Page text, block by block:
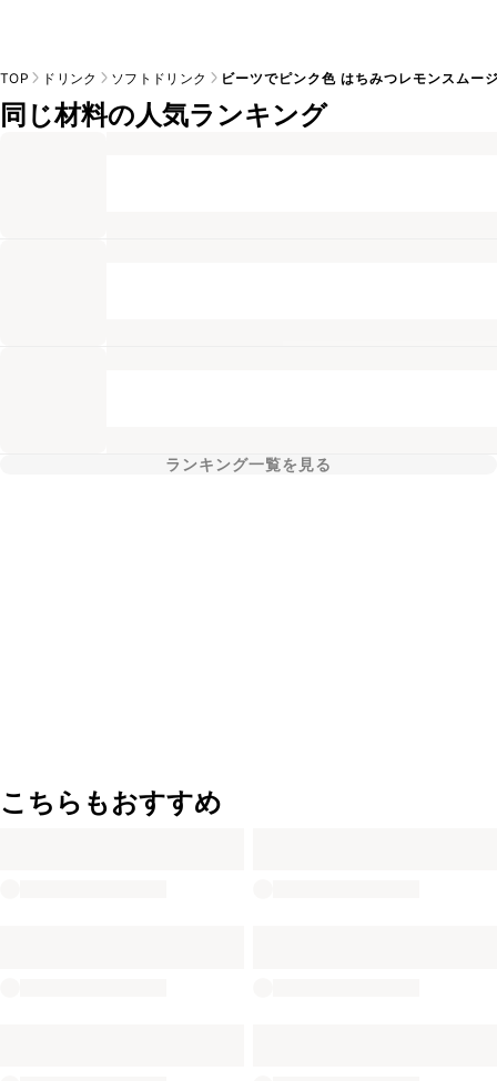
TOP ドリンク ソフトドリンク ビーツでピンク色 はちみつレモンスムー
同じ材料の人気ランキング
ランキング一覧を見る
こちらもおすすめ